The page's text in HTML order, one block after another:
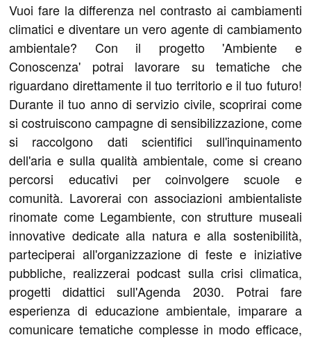
Vuoi fare la differenza nel contrasto ai cambiamenti
climatici e diventare un vero agente di cambiamento
ambientale? Con il progetto 'Ambiente e
Conoscenza' potrai lavorare su tematiche che
riguardano direttamente il tuo territorio e il tuo futuro!
Durante il tuo anno di servizio civile, scoprirai come
si costruiscono campagne di sensibilizzazione, come
si raccolgono dati scientifici sull'inquinamento
dell'aria e sulla qualità ambientale, come si creano
percorsi educativi per coinvolgere scuole e
comunità. Lavorerai con associazioni ambientaliste
rinomate come Legambiente, con strutture museali
innovative dedicate alla natura e alla sostenibilità,
parteciperai all'organizzazione di feste e iniziative
pubbliche, realizzerai podcast sulla crisi climatica,
progetti didattici sull'Agenda 2030. Potrai fare
esperienza di educazione ambientale, imparare a
comunicare tematiche complesse in modo efficace,